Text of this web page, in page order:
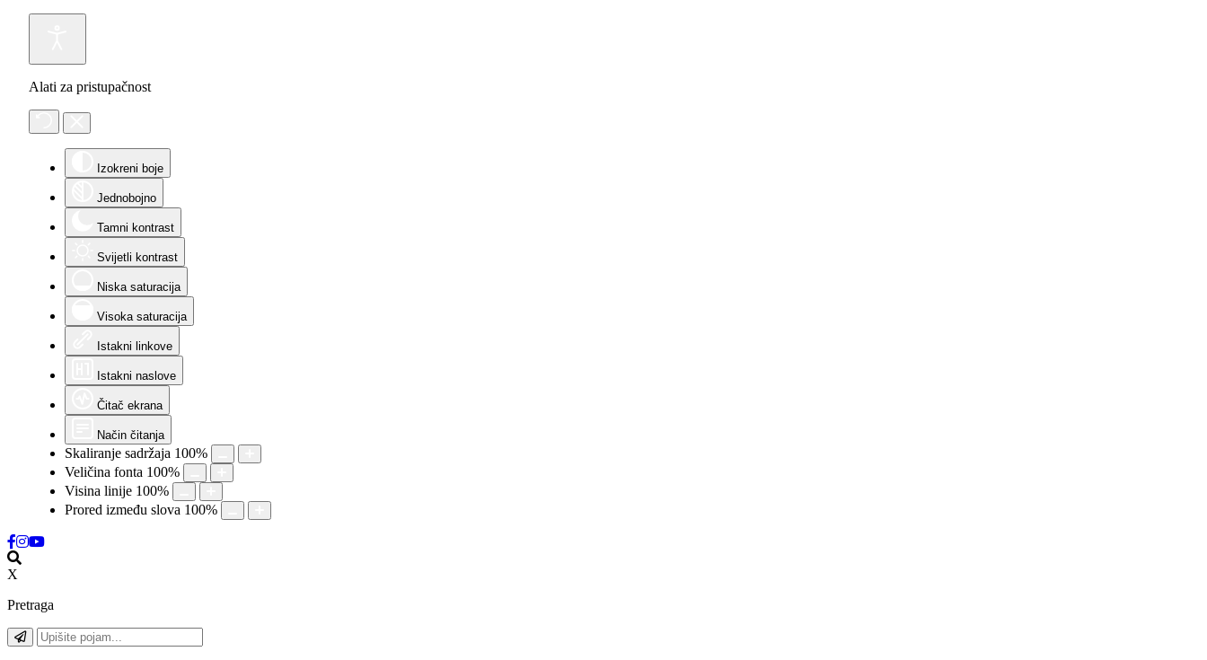
Alati za pristupačnost
Izokreni boje
Jednobojno
Tamni kontrast
Svijetli kontrast
Niska saturacija
Visoka saturacija
Istakni linkove
Istakni naslove
Čitač ekrana
Način čitanja
Skaliranje sadržaja 100%
Veličina fonta 100%
Visina linije 100%
Prored između slova 100%
X
Pretraga